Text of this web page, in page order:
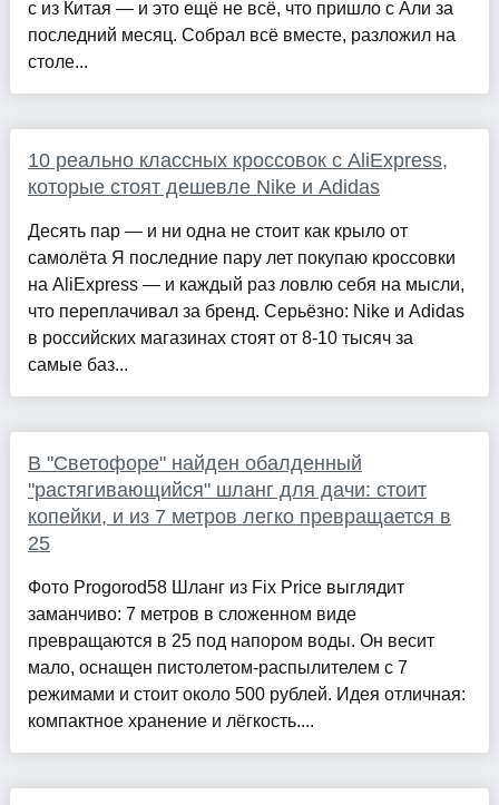
с из Китая — и это ещё не всё, что пришло с Али за
последний месяц. Собрал всё вместе, разложил на
столе...
10 реально классных кроссовок с AliExpress,
которые стоят дешевле Nike и Adidas
Десять пар — и ни одна не стоит как крыло от
самолёта Я последние пару лет покупаю кроссовки
на AliExpress — и каждый раз ловлю себя на мысли,
что переплачивал за бренд. Серьёзно: Nike и Adidas
в российских магазинах стоят от 8-10 тысяч за
самые баз...
В "Светофоре" найден обалденный
"растягивающийся" шланг для дачи: стоит
копейки, и из 7 метров легко превращается в
25
Фото Progorod58 Шланг из Fix Price выглядит
заманчиво: 7 метров в сложенном виде
превращаются в 25 под напором воды. Он весит
мало, оснащен пистолетом-распылителем с 7
режимами и стоит около 500 рублей. Идея отличная:
компактное хранение и лёгкость....